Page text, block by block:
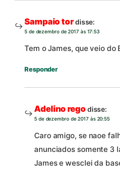
Sampaio tordisse:
5 de dezembro de 2017 às 17:53
Tem o James, que veio do
Responder
Adelino rego disse:
5 de dezembro de 2017 às 20:55
Caro amigo, se naoe
anunciados somente 3
James e wesclei da